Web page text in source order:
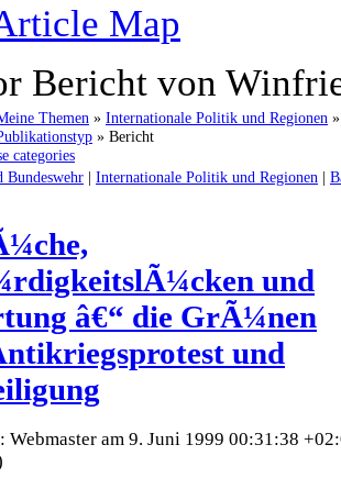
Map
Bericht von
Themen » Internationale Politik und Regionen
» Bericht
categories
Bundeswehr | Internationale Politik und Regionen |
und
â€“ die GrÃ¼nen
und
am 9. Juni 1999 00:31:38